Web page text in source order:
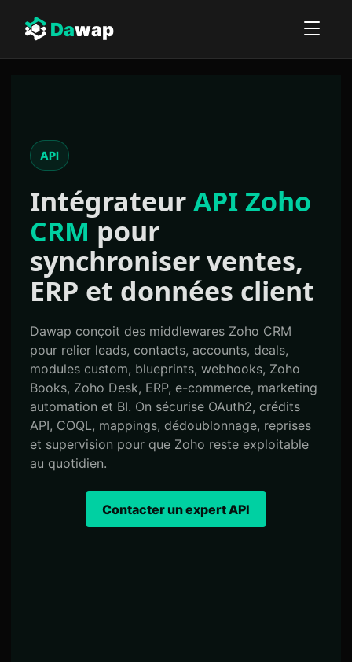
Dawap
API
IntégrateurAPI Zoho
CRM pour
synchroniser ventes,
ERP et données client
Dawap conçoit des middlewares Zoho CRM
pour relier leads, contacts, accounts, deals,
modules custom, blueprints, webhooks, Zoho
Books, Zoho Desk, ERP, e-commerce, marketing
automation et BI. On sécurise OAuth2, crédits
API, COQL, mappings, dédoublonnage, reprises
et supervision pour que Zoho reste exploitable
au quotidien.
Contacter un expert API